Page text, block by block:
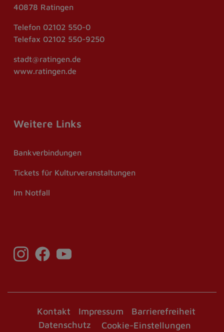
40878 Ratingen
Telefon 02102 550-0
Telefax 02102 550-9250
stadt@ratingen.de
www.ratingen.de
Weitere Links
Bankverbindungen
Tickets für Kulturveranstaltungen
Im Notfall
Kontakt Impressum
Barrierefreiheit
Datenschutz
Cookie-Einstellungen